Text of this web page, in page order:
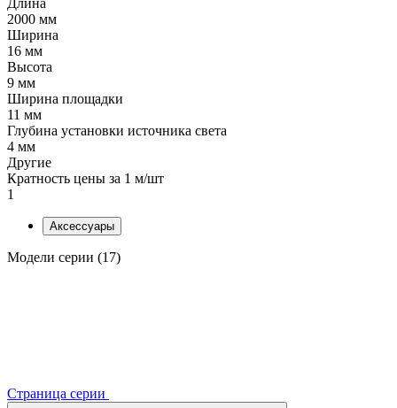
2000 мм
Ширина
16 мм
Высота
9 мм
Ширина площадки
11 мм
Глубина установки источника света
4 мм
Другие
Кратность цены за 1 м/шт
1
Аксессуары
Модели серии (17)
Страница серии